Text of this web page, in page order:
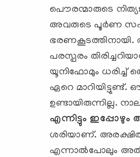
പൌരന്മാരുടെ
അവരുടെ പൂര്‍ണ
ഭരണകൂടത്തിനായി.
പരസ്പരം
യൂനിഫോമും ധരിച്ച്
ഏറെ
ഉണ്ടായിരുന്നില്ല.
എന്നിട്ടും ഇപ്പോഴും
ശരിയാണ്.
എന്നാല്‍പോലും